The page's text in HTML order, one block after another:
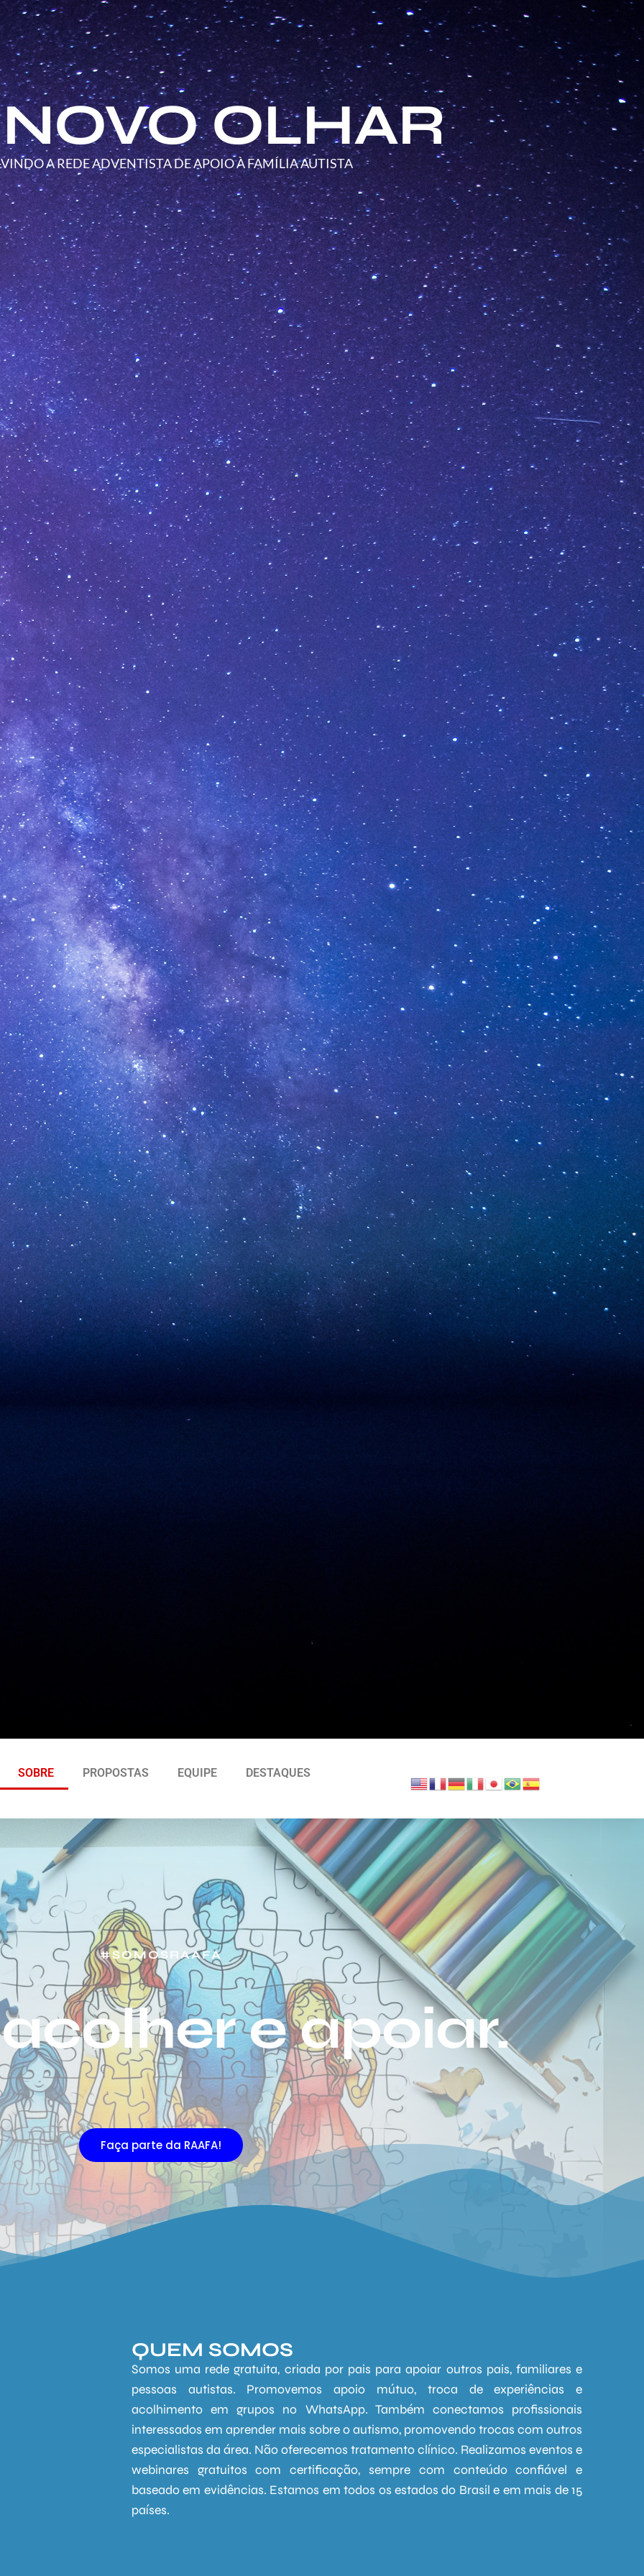
OLHAR
A REDE ADVENTISTA DE APOIO À FAMÍLIA AUTISTA
SOBRE PROPOSTAS EQUIPE DESTAQUES
#SOMOSRAAFA
e apoiar.
Faça parte da RAAFA!
QUEM SOMOS
Somos uma rede gratuita, criada por pais para apoiar outros pais, familiares e
pessoas autistas. Promovemos apoio mútuo, troca de experiências e
acolhimento em grupos no WhatsApp. Também conectamos profissionais
interessados em aprender mais sobre o autismo, promovendo trocas com outros
especialistas da área. Não oferecemos tratamento clínico. Realizamos eventos e
webinares gratuitos com certificação, sempre com conteúdo confiável e
baseado em evidências. Estamos em todos os estados do Brasil e em mais de 15
países.